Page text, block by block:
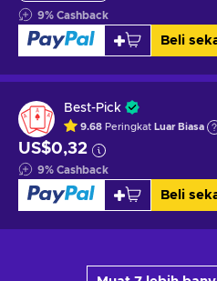
9% Cashback
Beli
Best-Pick
9.68 Peringkat Luar Biasa
US$0,32
9% Cashback
Beli